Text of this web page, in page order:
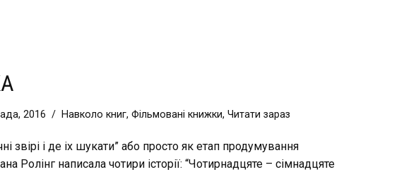
2016 Навколо книг, Фільмовані книжки, Читати зараз
звірі і де іх шукати” або просто як етап продумування
Ролінг написала чотири історії: “Чотирнадцяте – сімнадцяте